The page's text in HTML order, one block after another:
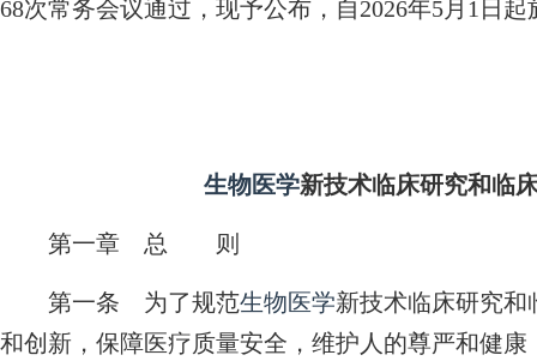
68次常务会议通过，现予公布，自2026年5月1日起
生物医学新技术临床研究和临
第一章 总 则
第一条 为了规范生物医学新技术临床研究
和创新，保障医疗质量安全，维护人的尊严和健康